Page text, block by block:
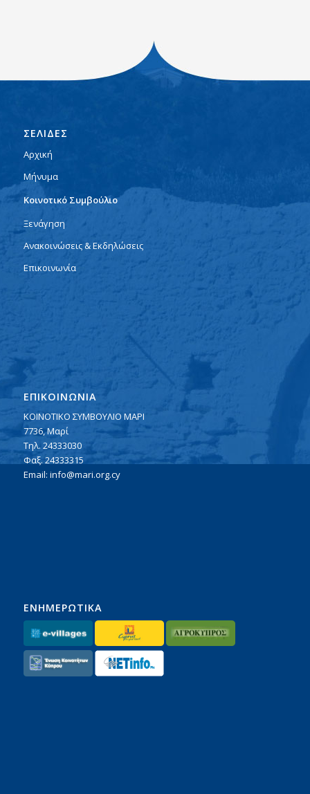
ΣΕΛΙΔΕΣ
Αρχική
Μήνυμα
Κοινοτικό Συμβούλιο
Ξενάγηση
Ανακοινώσεις & Εκδηλώσεις
Επικοινωνία
ΕΠΙΚΟΙΝΩΝΙΑ
ΚΟΙΝΟΤΙΚΟ ΣΥΜΒΟΥΛΙΟ ΜΑΡΙ
7736, Μαρί
Τηλ. 24333030
Φαξ. 24333315
Email: info@mari.org.cy
ΕΝΗΜΕΡΩΤΙΚΑ